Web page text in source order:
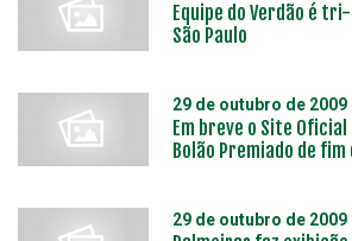
Equipe do Verdão é
São Paulo
29 de outubro de 2009
Em breve o Site
Bolão Premiado de fim
29 de outubro de 2009